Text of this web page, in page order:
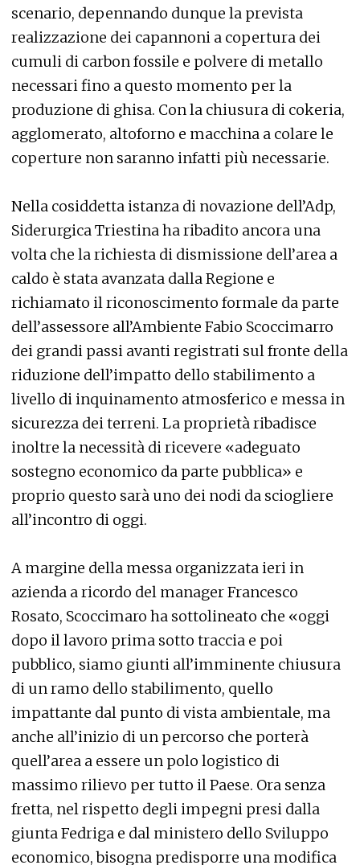
scenario, depennando dunque la prevista
realizzazione dei capannoni a copertura dei
cumuli di carbon fossile e polvere di metallo
necessari fino a questo momento per la
produzione di ghisa. Con la chiusura di cokeria,
agglomerato, altoforno e macchina a colare le
coperture non saranno infatti più necessarie.
Nella cosiddetta istanza di novazione dell’Adp,
Siderurgica Triestina ha ribadito ancora una
volta che la richiesta di dismissione dell’area a
caldo è stata avanzata dalla Regione e
richiamato il riconoscimento formale da parte
dell’assessore all’Ambiente Fabio Scoccimarro
dei grandi passi avanti registrati sul fronte della
riduzione dell’impatto dello stabilimento a
livello di inquinamento atmosferico e messa in
sicurezza dei terreni. La proprietà ribadisce
inoltre la necessità di ricevere «adeguato
sostegno economico da parte pubblica» e
proprio questo sarà uno dei nodi da sciogliere
all’incontro di oggi.
A margine della messa organizzata ieri in
azienda a ricordo del manager Francesco
Rosato, Scoccimaro ha sottolineato che «oggi
dopo il lavoro prima sotto traccia e poi
pubblico, siamo giunti all’imminente chiusura
di un ramo dello stabilimento, quello
impattante dal punto di vista ambientale, ma
anche all’inizio di un percorso che porterà
quell’area a essere un polo logistico di
massimo rilievo per tutto il Paese. Ora senza
fretta, nel rispetto degli impegni presi dalla
giunta Fedriga e dal ministero dello Sviluppo
economico, bisogna predisporre una modifica